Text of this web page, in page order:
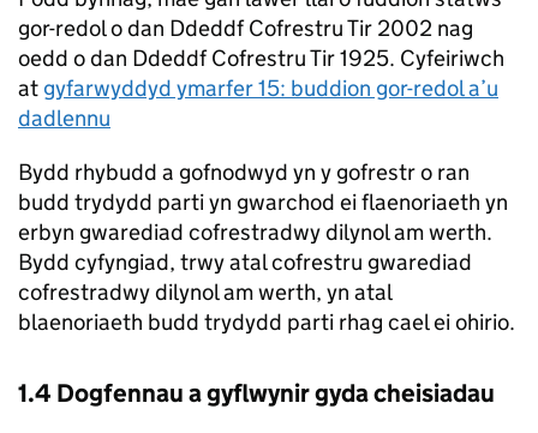
gor-redol o dan Ddeddf Cofrestru Tir 2002 nag
oedd o dan Ddeddf Cofrestru Tir 1925. Cyfeiriwch
at gyfarwyddyd ymarfer 15: buddion gor-redol a’u
dadlennu
Bydd rhybudd a gofnodwyd yn y gofrestr o ran
budd trydydd parti yn gwarchod ei flaenoriaeth yn
erbyn gwarediad cofrestradwy dilynol am werth.
Bydd cyfyngiad, trwy atal cofrestru gwarediad
cofrestradwy dilynol am werth, yn atal
blaenoriaeth budd trydydd parti rhag cael ei ohirio.
1.4 Dogfennau a gyflwynir gyda cheisiadau